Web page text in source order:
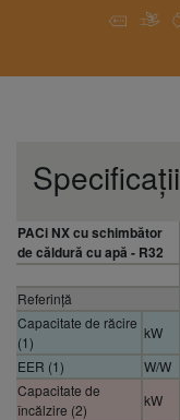
Specificații
PACi NX cu schimbător
de căldură cu apă - R32
Referință
Capacitate de răcire
(1)
kW
EER (1)
W/W
Capacitate de
încălzire (2)
kW